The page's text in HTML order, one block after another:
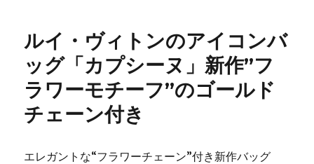
ルイ・ヴィトンのアイコンバ
ッグ「カプシーヌ」新作”フ
ラワーモチーフ”のゴールド
チェーン付き
エレガントな“フラワーチェーン”付き新作バッグ